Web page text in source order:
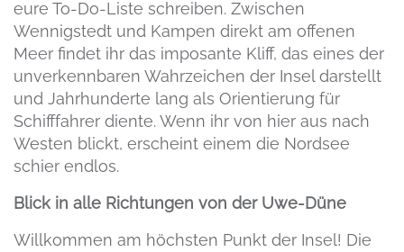
eure To-Do-Liste schreiben. Zwischen
Wennigstedt und Kampen direkt am offenen
Meer findet ihr das imposante Kliff, das eines der
unverkennbaren Wahrzeichen der Insel darstellt
und Jahrhunderte lang als Orientierung für
Schifffahrer diente. Wenn ihr von hier aus nach
Westen blickt, erscheint einem die Nordsee
schier endlos.
Blick in alle Richtungen von der Uwe-Düne
Willkommen am höchsten Punkt der Insel! Die